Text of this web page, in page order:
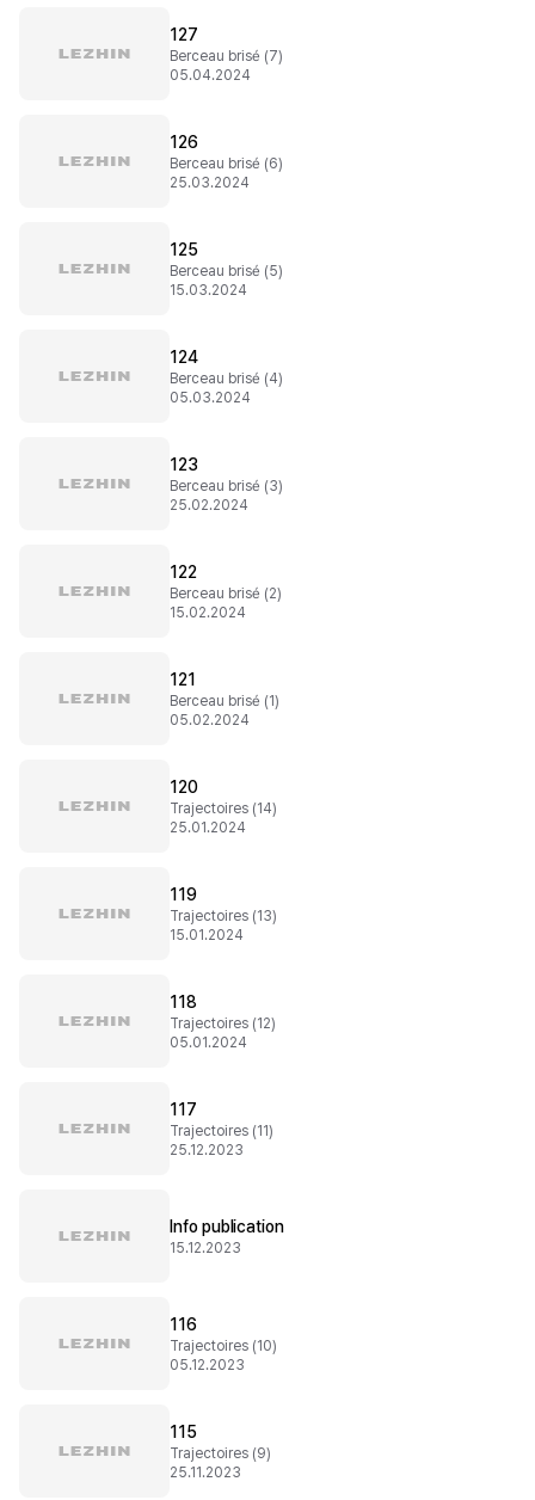
127
Berceau brisé (7)
05.04.2024
126
Berceau brisé (6)
25.03.2024
125
Berceau brisé (5)
15.03.2024
124
Berceau brisé (4)
05.03.2024
123
Berceau brisé (3)
25.02.2024
122
Berceau brisé (2)
15.02.2024
121
Berceau brisé (1)
05.02.2024
120
Trajectoires (14)
25.01.2024
119
Trajectoires (13)
15.01.2024
118
Trajectoires (12)
05.01.2024
117
Trajectoires (11)
25.12.2023
Info publication
15.12.2023
116
Trajectoires (10)
05.12.2023
115
Trajectoires (9)
25.11.2023